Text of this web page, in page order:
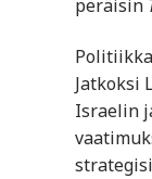
peräisin
Jatkoksi
Israelin